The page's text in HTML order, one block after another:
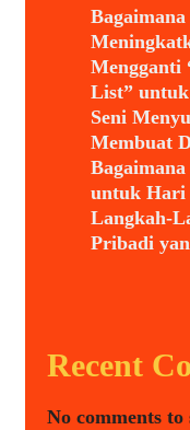
Mengganti
List”
Seni
Membuat
untuk Hari
Langkah-
Pribadi
Recent
No comments to